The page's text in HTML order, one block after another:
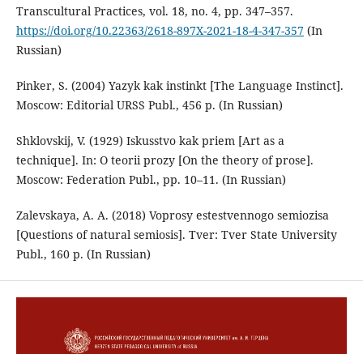
Transcultural Practices, vol. 18, no. 4, pp. 347–357.
https://doi.org/10.22363/2618-897X-2021-18-4-347-357(In
Russian)
Pinker, S. (2004) Yazyk kak instinkt [The Language Instinct].
Moscow: Editorial URSS Publ., 456 p. (In Russian)
Shklovskij, V. (1929) Iskusstvo kak priem [Art as a
technique]. In: O teorii prozy [On the theory of prose].
Moscow: Federation Publ., pp. 10–11. (In Russian)
Zalevskaya, A. A. (2018) Voprosy estestvennogo semiozisa
[Questions of natural semiosis]. Tver: Tver State University
Publ., 160 p. (In Russian)